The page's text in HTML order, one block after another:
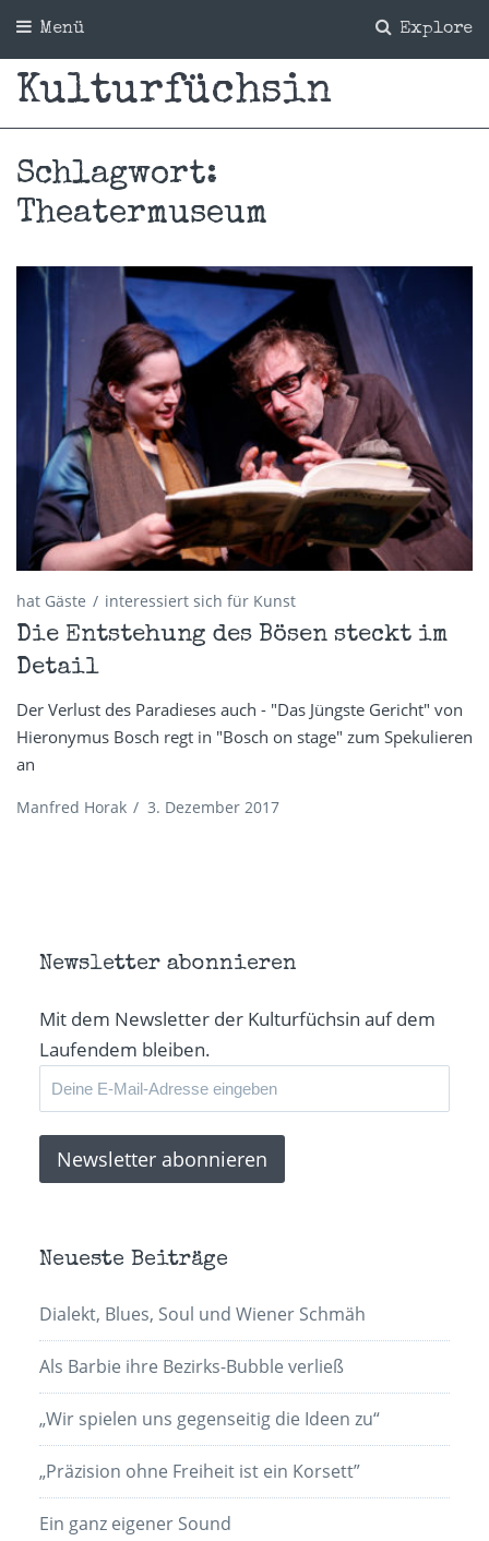
Explore
Menü
Kulturfüchsin
Schlagwort:
Theatermuseum
hat Gäste interessiert sich für Kunst
Die Entstehung des Bösen steckt im
Detail
Der Verlust des Paradieses auch - "Das Jüngste Gericht" von
Hieronymus Bosch regt in "Bosch on stage" zum Spekulieren
an
Manfred Horak / 3. Dezember 2017
Newsletter abonnieren
Mit dem Newsletter der Kulturfüchsin auf dem
Laufendem bleiben.
Neueste Beiträge
Dialekt, Blues, Soul und Wiener Schmäh
Als Barbie ihre Bezirks-Bubble verließ
„Wir spielen uns gegenseitig die Ideen zu“
„Präzision ohne Freiheit ist ein Korsett”
Ein ganz eigener Sound